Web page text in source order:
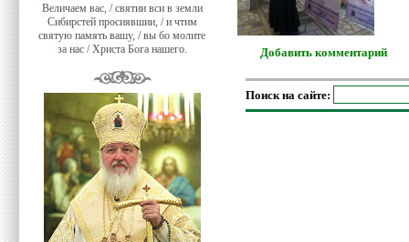
Величаем вас, / святии вси в земли
Сибирстей просиявшии, / и чтим
святую память вашу, / вы бо молите
за нас / Христа Бога нашего.
Добавить комментарий
Поиск на сайте: